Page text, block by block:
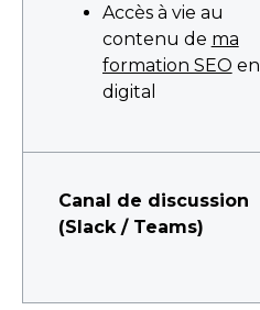
Accès à vie au
contenu de ma
formation SEO en
digital
Canal de discussion
(Slack / Teams)